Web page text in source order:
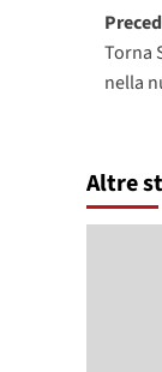
Torna
nella
Altre